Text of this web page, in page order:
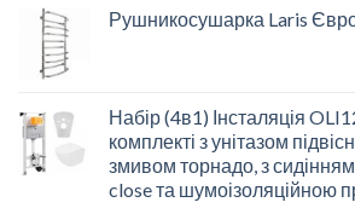
Рушникосушарка Laris
Набір (4в1) Інсталяція
комплекті з унітазом
змивом торнадо, з
close та шумоізоляційною